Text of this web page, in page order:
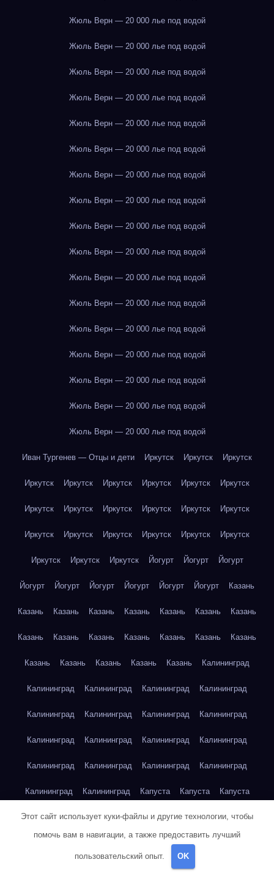
Жюль Верн — 20 000 лье под водой
Жюль Верн — 20 000 лье под водой
Жюль Верн — 20 000 лье под водой
Жюль Верн — 20 000 лье под водой
Жюль Верн — 20 000 лье под водой
Жюль Верн — 20 000 лье под водой
Жюль Верн — 20 000 лье под водой
Жюль Верн — 20 000 лье под водой
Жюль Верн — 20 000 лье под водой
Жюль Верн — 20 000 лье под водой
Жюль Верн — 20 000 лье под водой
Жюль Верн — 20 000 лье под водой
Жюль Верн — 20 000 лье под водой
Жюль Верн — 20 000 лье под водой
Жюль Верн — 20 000 лье под водой
Жюль Верн — 20 000 лье под водой
Жюль Верн — 20 000 лье под водой
Иван Тургенев — Отцы и дети Иркутск Иркутск Иркутск
Иркутск Иркутск Иркутск Иркутск Иркутск Иркутск
Иркутск Иркутск Иркутск Иркутск Иркутск Иркутск
Иркутск Иркутск Иркутск Иркутск Иркутск Иркутск
Иркутск Иркутск Иркутск Йогурт Йогурт Йогурт
Йогурт Йогурт Йогурт Йогурт Йогурт Йогурт Казань
Казань Казань Казань Казань Казань Казань Казань
Казань Казань Казань Казань Казань Казань Казань
Казань Казань Казань Казань Казань Калининград
Калининград Калининград Калининград Калининград
Калининград Калининград Калининград Калининград
Калининград Калининград Калининград Калининград
Калининград Калининград Калининград Калининград
Калининград Калининград Капуста Капуста Капуста
Капуста Капуста Капуста Капуста Капуста Капуста
Картофель
Картофель Картофель
Этот сайт использует куки-файлы и другие технологии, чтобы
помочь вам в навигации, а также предоставить лучший
пользовательский опыт. OK